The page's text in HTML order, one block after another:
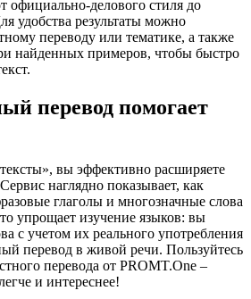
официально-делового стиля до
удобства результаты можно
переводу или тематике, а также
найденных примеров, чтобы быстро
перевод помогает
вы эффективно расширяете
наглядно показывает, как
глаголы и многозначные слова
упрощает изучение языков: вы
с учетом их реального употребления
перевод в живой речи. Пользуйтесь
перевода от PROMT.One –
и интереснее!